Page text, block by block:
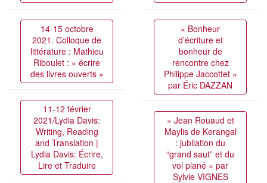
14-15 octobre
2021. Colloque de
littérature : Mathieu
Riboulet : « écrire
des livres ouverts »
11-12 février
2021/Lydia Davis:
Writing, Reading
and Translation |
Lydia Davis: Écrire,
Lire et Traduire
« Bonheur
d’écriture et
bonheur de
rencontre chez
Philippe Jaccottet »
par Éric DAZZAN
« Jean Rouaud et
Maylis de Kerangal
: jubilation du
“grand saut” et du
vol plané » par
Sylvie VIGNES